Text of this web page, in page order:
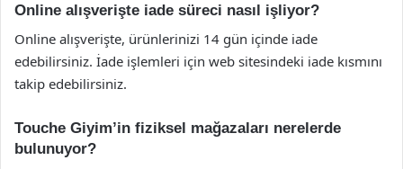
Online alışverişte iade süreci nasıl işliyor?
Online alışverişte, ürünlerinizi 14 gün içinde iade
edebilirsiniz. İade işlemleri için web sitesindeki iade kısmını
takip edebilirsiniz.
Touche Giyim’in fiziksel mağazaları nerelerde
bulunuyor?